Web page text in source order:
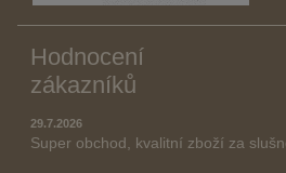
Hodnocení
zákazníků
29.7.2026
Super obchod, kvalitní zboží za